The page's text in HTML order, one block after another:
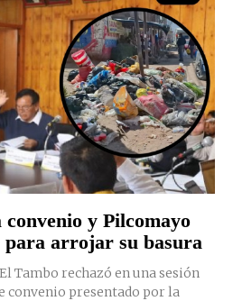
y Pilcomayo
arrojar su basura
Tambo rechazó en una sesión
convenio presentado por la